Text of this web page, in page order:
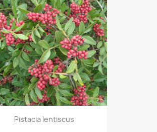
Pistacia lentiscus